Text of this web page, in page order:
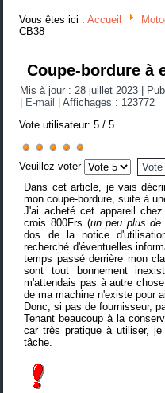
Vous êtes ici :Accueil
CB38
Coupe-bordure à
Mis à jour : 28 juillet 2023
E-mail |Affichages : 123772
Vote utilisateur:5 /5
Veuillez voter
Dans cet article, je vais
mon coupe-bordure, suite à
J'ai acheté cet appareil
crois 800Frs (un peu plus de
dos de la notice
recherché d'éventuelles
temps passé derrière mon
sont tout bonnement
m'attendais pas à autre
de ma machine n'existe pour
Donc, si pas de fournisseur,
Tenant beaucoup à la
car très pratique à utiliser,
tâche.